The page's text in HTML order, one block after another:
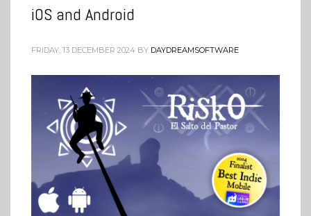
iOS and Android
FRIDAY, 13 DECEMBER 2024 BY DAYDREAMSOFTWARE